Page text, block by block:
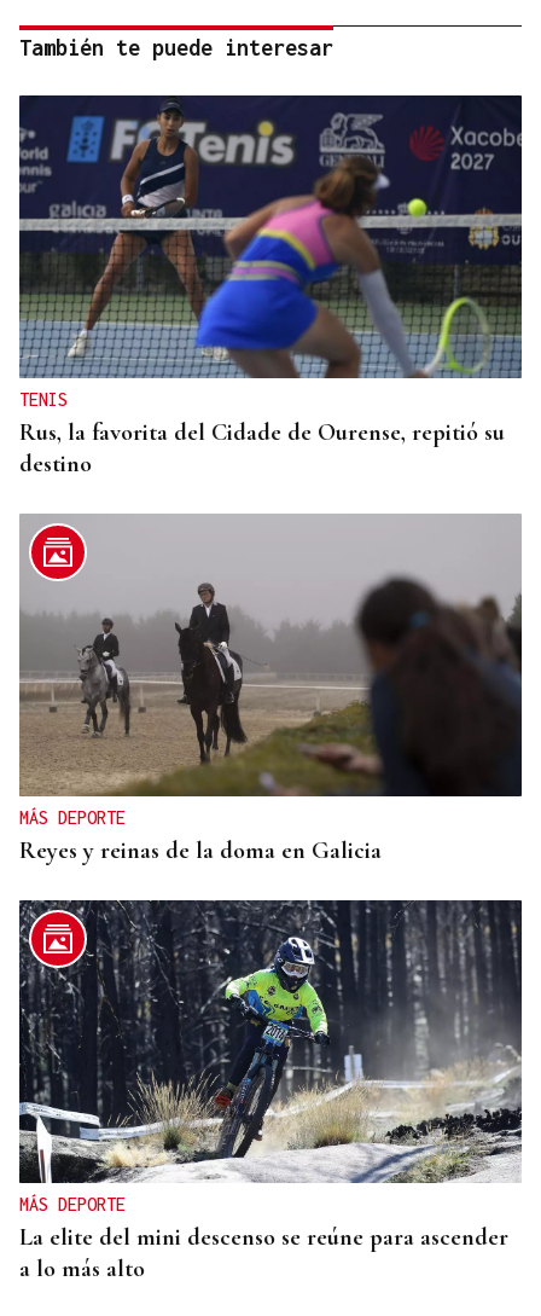
También te puede interesar
TENIS
Rus, la favorita del Cidade de Ourense, repitió su
destino
MÁS DEPORTE
Reyes y reinas de la doma en Galicia
MÁS DEPORTE
La elite del mini descenso se reúne para ascender
a lo más alto